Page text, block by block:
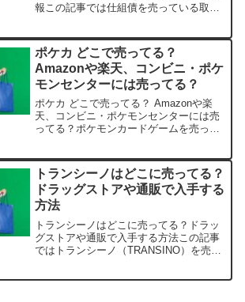
報この記事では仕組債を売っている取扱
サクッと押さえておこう！初心者でもわ
かる魅力とは？...
ポケカ どこで売ってる？
Amazonや楽天、コンビニ・ポケ
モンセンターには売ってる？
ポケカ どこで売ってる？ Amazonや楽
天、コンビニ・ポケモンセンターには売
ってる？ポケモンカードゲームを売って
ポケカ、すぐ手に入れたいですよね！一
緒に探してみましょ...
トランシーノはどこに売ってる？
ドラッグストアや通販で入手する
方法
トランシーノはどこに売ってる？ドラッ
グストアや通販で入手する方法この記事
ではトランシーノ（TRANSINO）を売っ